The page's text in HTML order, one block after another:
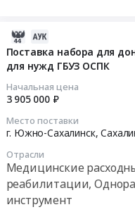
Поставка набора для
для нужд ГБУЗ ОСПК
Начальная цена
3 905 000 ₽
Место поставки
г. Южно-Сахалинск,
Отрасли
Медицинские
реабилитации,
инструмент